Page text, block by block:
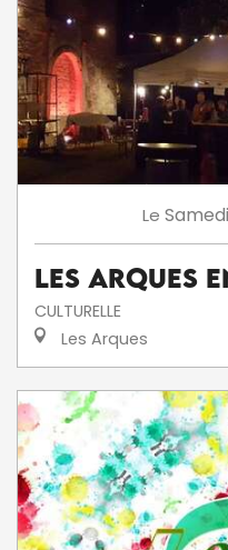
Le Samedi
Les Arques
CULTURELLE
Les Arques